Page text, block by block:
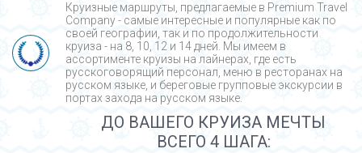
Круизные маршруты, предлагаемые в Premium Travel
Company - cамые интересные и популярные как по
своей географии, так и по продолжительности
круиза - на 8, 10, 12 и 14 дней. Мы имеем в
ассортименте круизы на лайнерах, где есть
русскоговорящий персонал, меню в ресторанах на
русском языке, и береговые групповые экскурсии в
портах захода на русском языке.
ДО ВАШЕГО КРУИЗА МЕЧТЫ
ВСЕГО 4 ШАГА: